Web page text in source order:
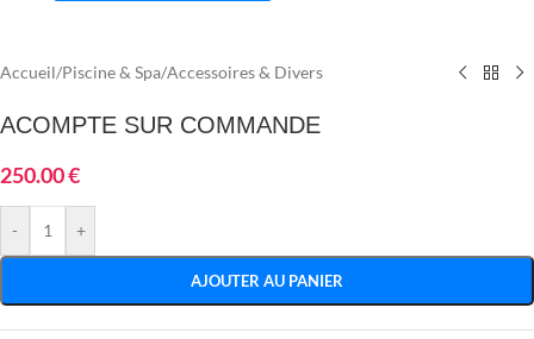
Accueil/Piscine & Spa/Accessoires & Divers
ACOMPTE SUR COMMANDE
250.00€
- +
AJOUTER AU PANIER